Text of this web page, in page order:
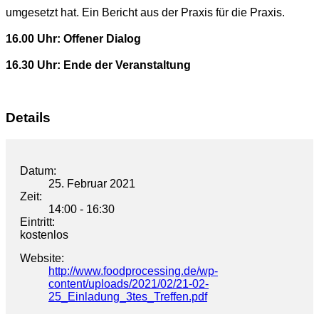
umgesetzt hat. Ein Bericht aus der Praxis für die Praxis.
16.00 Uhr: Offener Dialog
16.30 Uhr: Ende der Veranstaltung
Details
Datum:
25. Februar 2021
Zeit:
14:00 - 16:30
Eintritt:
kostenlos
Website:
http://www.foodprocessing.de/wp-
content/uploads/2021/02/21-02-
25_Einladung_3tes_Treffen.pdf